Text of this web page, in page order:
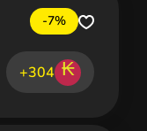
-7%
+304 ₭